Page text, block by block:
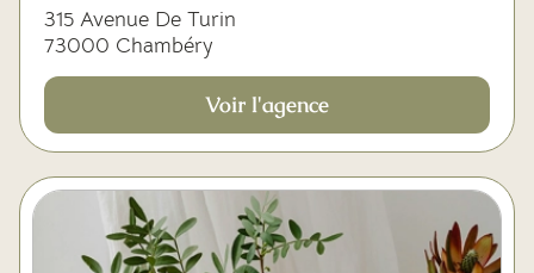
315 Avenue De Turin
73000 Chambéry
Voir l'agence